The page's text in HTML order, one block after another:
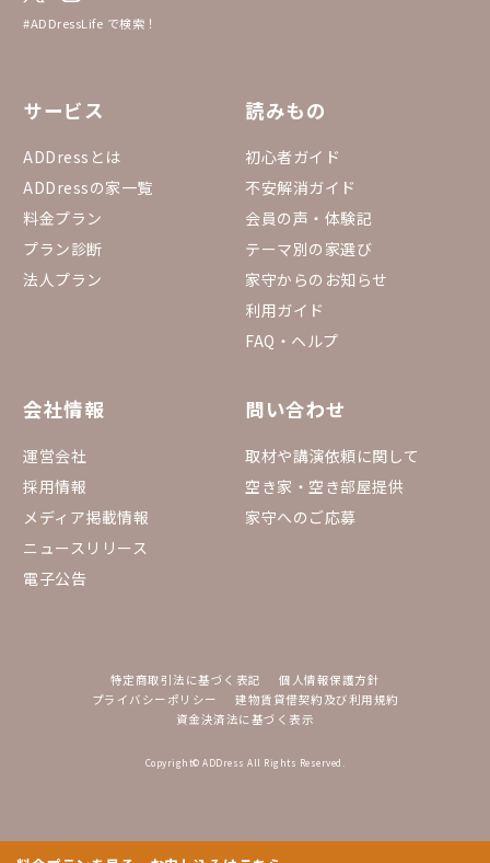
#ADDressLife で検索！
サービス
ADDressとは
ADDressの家一覧
料金プラン
プラン診断
法人プラン
読みもの
初心者ガイド
不安解消ガイド
会員の声・体験記
テーマ別の家選び
家守からのお知らせ
利用ガイド
FAQ・ヘルプ
会社情報
運営会社
採用情報
メディア掲載情報
ニュースリリース
電子公告
問い合わせ
取材や講演依頼に関して
空き家・空き部屋提供
家守へのご応募
特定商取引法に基づく表記
個人情報保護方針
プライバシーポリシー
建物賃貸借契約及び利用規約
資金決済法に基づく表示
Copyright© ADDress All Rights Reserved.